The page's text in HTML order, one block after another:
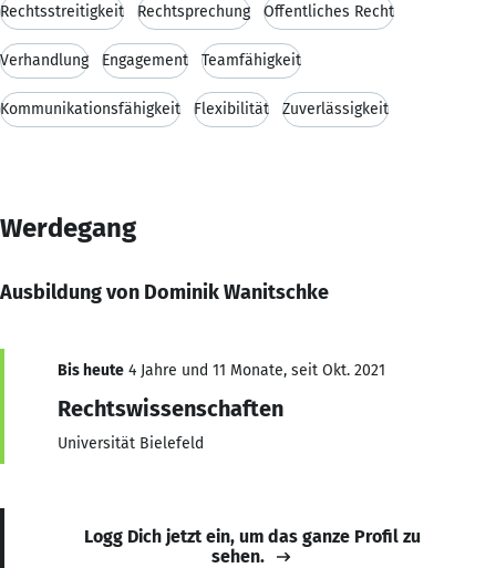
Rechtsstreitigkeit Rechtsprechung Öffentliches Recht
Verhandlung Engagement Teamfähigkeit
Kommunikationsfähigkeit Flexibilität Zuverlässigkeit
Werdegang
Ausbildung von Dominik Wanitschke
Bis heute 4 Jahre und 11 Monate, seit Okt. 2021
Rechtswissenschaften
Universität Bielefeld
Logg Dich jetzt ein, um das ganze Profil zu
sehen.